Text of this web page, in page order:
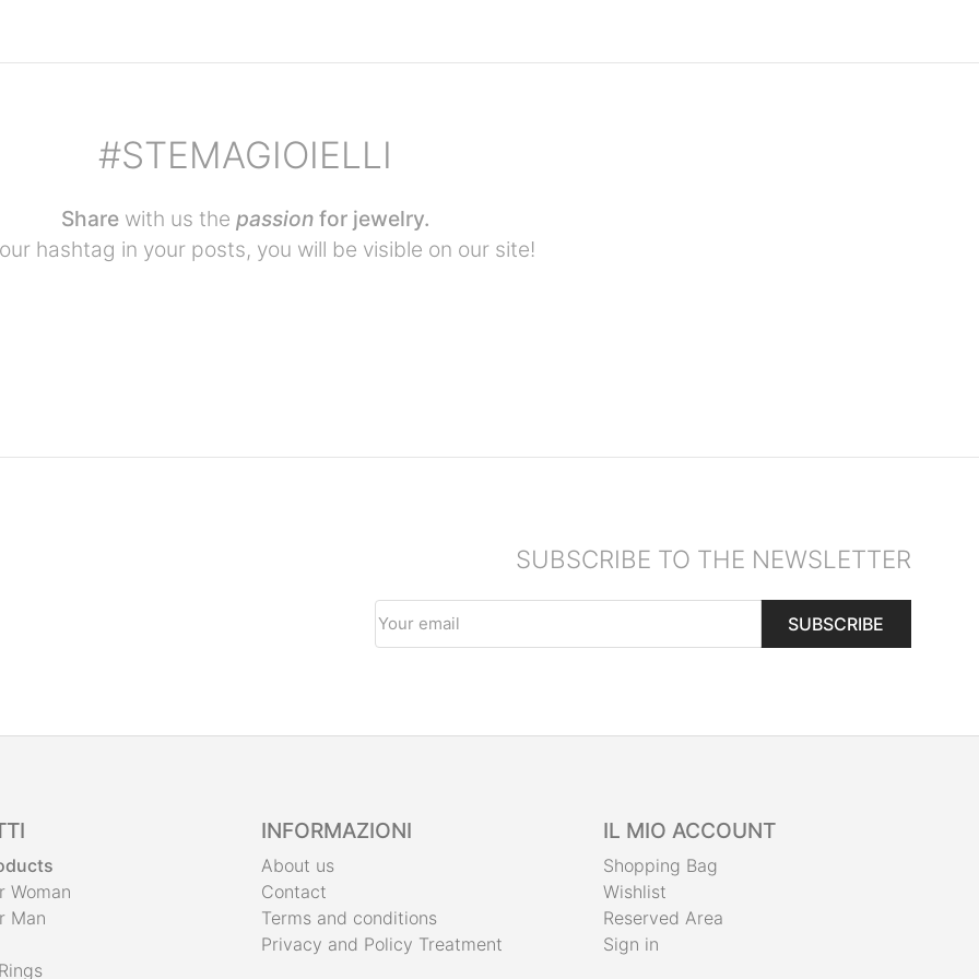
#STEMAGIOIELLI
Share with us the passion for jewelry.
hashtag in your posts, you will be visible on our site!
SUBSCRIBE TO THE NEWSLETTER
SUBSCRIBE
Woman
Man
INFORMAZIONI
About us
Contact
Terms and conditions
Privacy and Policy Treatment
IL MIO ACCOUNT
Shopping Bag
Wishlist
Reserved Area
Sign in